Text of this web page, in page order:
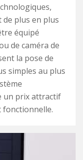
de plus en plus
équipé
de caméra de
la pose de
simples au plus
un prix attractif
fonctionnelle.